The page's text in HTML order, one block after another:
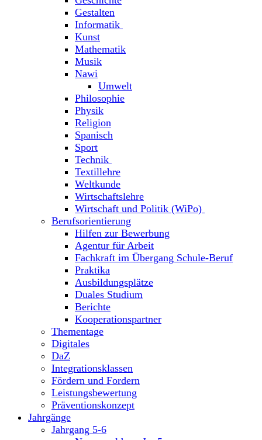
Gestalten
Informatik
Kunst
Mathematik
Musik
Nawi
Umwelt
Philosophie
Physik
Religion
Spanisch
Sport
Technik
Textillehre
Weltkunde
Wirtschaftslehre
Wirtschaft und Politik (WiPo)
Berufsorientierung
Hilfen zur Bewerbung
Agentur für Arbeit
Fachkraft im Übergang Schule-Beruf
Praktika
Ausbildungsplätze
Duales Studium
Berichte
Kooperationspartner
Thementage
Digitales
DaZ
Integrationsklassen
Fördern und Fordern
Leistungsbewertung
Präventionskonzept
Jahrgänge
Jahrgang 5-6